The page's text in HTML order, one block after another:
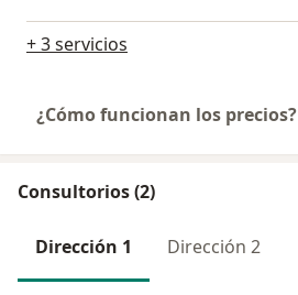
+ 3 servicios
¿Cómo funcionan los precios?
Consultorios (2)
Dirección 1 Dirección 2